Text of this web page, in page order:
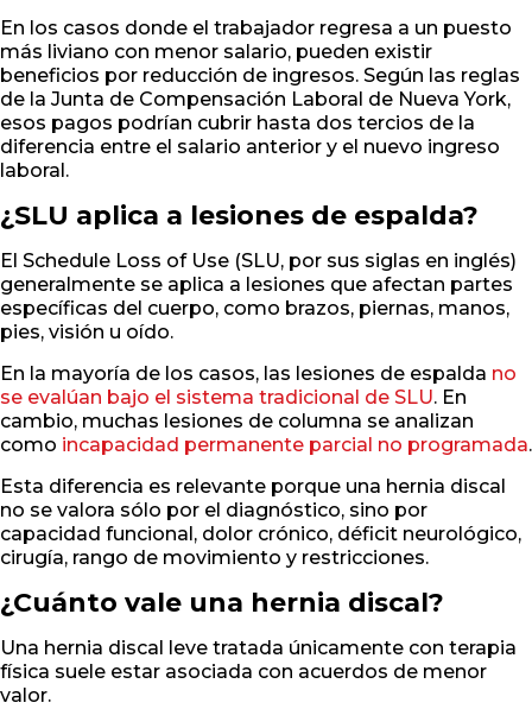
En los casos donde el trabajador regresa a un puesto
más liviano con menor salario, pueden existir
beneficios por reducción de ingresos. Según las reglas
de la Junta de Compensación Laboral de Nueva York,
esos pagos podrían cubrir hasta dos tercios de la
diferencia entre el salario anterior y el nuevo ingreso
laboral.
¿SLU aplica a lesiones de espalda?
El Schedule Loss of Use (SLU, por sus siglas en inglés)
generalmente se aplica a lesiones que afectan partes
específicas del cuerpo, como brazos, piernas, manos,
pies, visión u oído.
En la mayoría de los casos, las lesiones de espalda no
se evalúan bajo el sistema tradicional de SLU. En
cambio, muchas lesiones de columna se analizan
como incapacidad permanente parcial no programada.
Esta diferencia es relevante porque una hernia discal
no se valora sólo por el diagnóstico, sino por
capacidad funcional, dolor crónico, déficit neurológico,
cirugía, rango de movimiento y restricciones.
¿Cuánto vale una hernia discal?
Una hernia discal leve tratada únicamente con terapia
física suele estar asociada con acuerdos de menor
valor.